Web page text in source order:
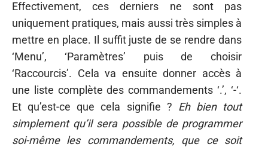
Effectivement, ces derniers ne sont pas
uniquement pratiques, mais aussi très simples à
mettre en place. Il suffit juste de se rendre dans
‘Menu’, ‘Paramètres’ puis de choisir
‘Raccourcis’. Cela va ensuite donner accès à
une liste complète des commandements ‘.’, ‘-‘.
Et qu’est-ce que cela signifie ? Eh bien tout
simplement qu’il sera possible de programmer
soi-même les commandements, que ce soit